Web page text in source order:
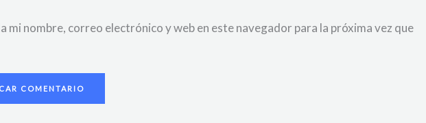
mi nombre, correo electrónico y web en este navegador para la próxima vez que